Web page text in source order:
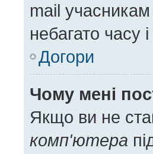
mail учасникам
небагато часу
Догори
Чому мені
Якщо ви не
комп'ютера